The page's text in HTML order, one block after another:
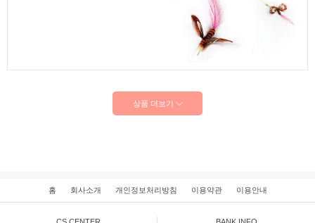
상품 더보기
홈 회사소개 개인정보처리방침 이용약관 이용안내